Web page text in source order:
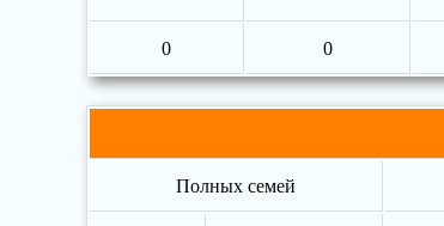
0 0
Полных семей